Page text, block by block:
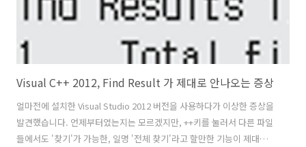
Visual C++ 2012, Find Result 가 제대로 안나오는 증상
얼마전에 설치한 Visual Studio 2012 버전을 사용하다가 이상한 증상을
발견했습니다. 언제부터였는지는 모르겠지만, ++키를 눌러서 다른 파일
들에서도 '찾기'가 가능한, 일명 '전체 찾기'라고 할만한 기능이 제대로